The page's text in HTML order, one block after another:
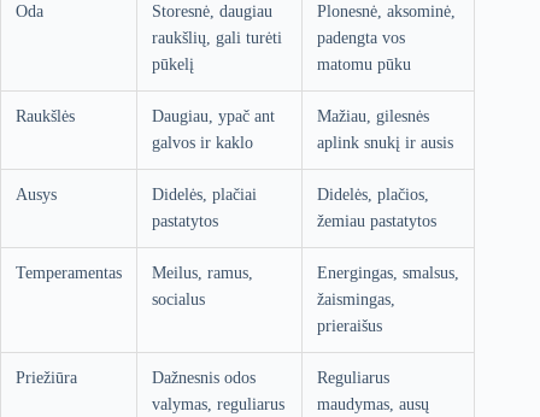
Oda
Storesnė, daugiau
raukšlių, gali turėti
pūkelį
Plonesnė, aksominė,
padengta vos
matomu pūku
Raukšlės
Daugiau, ypač ant
galvos ir kaklo
Mažiau, gilesnės
aplink snukį ir ausis
Ausys
Didelės, plačiai
pastatytos
Didelės, plačios,
žemiau pastatytos
Temperamentas
Meilus, ramus,
socialus
Energingas, smalsus,
žaismingas,
prieraišus
Priežiūra
Dažnesnis odos
valymas, reguliarus
Reguliarus
maudymas, ausų